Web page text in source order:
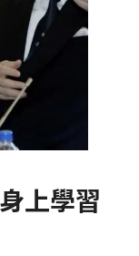
上學習